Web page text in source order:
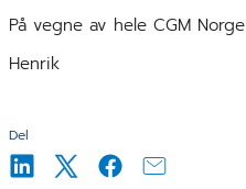
Del
På vegne av hele CGM Norge
Henrik